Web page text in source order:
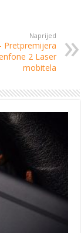
Naprijed
Pretpremijera
2 Laser
mobitela